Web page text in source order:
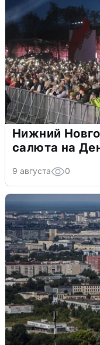
Нижний
салюта на
9 августа 0